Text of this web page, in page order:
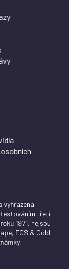
vyhrazena.
testováním třetí
1971, nejsou
ECS & Gold